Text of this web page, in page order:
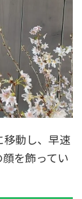
移動し、早速
を飾ってい